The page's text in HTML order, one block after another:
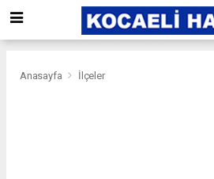
Anasayfa İlçeler